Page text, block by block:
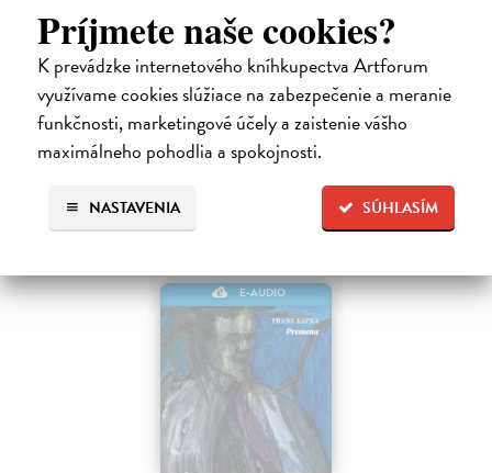
Príjmete naše cookies?
K prevádzke internetového kníhkupectva Artforum
využívame cookies slúžiace na zabezpečenie a meranie
funkčnosti, marketingové účely a zaistenie vášho
maximálneho pohodlia a spokojnosti.
SÚHLASÍM
NASTAVENIA
Ďalšie z kategórie beletria –
svetové a prekladové audioknihy
E-AUDIO